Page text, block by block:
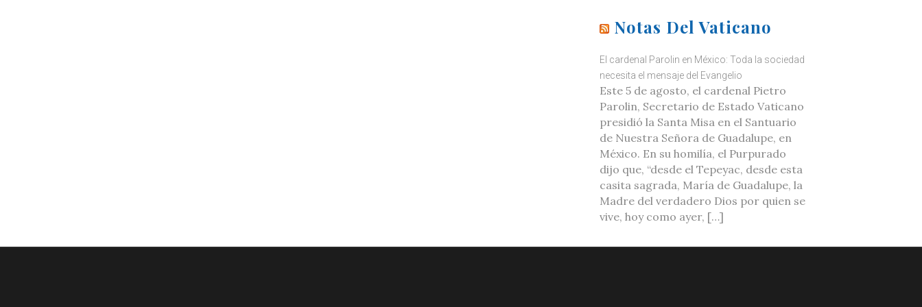
Notas Del Vaticano
El cardenal Parolin en México: Toda la sociedad
necesita el mensaje del Evangelio
Este 5 de agosto, el cardenal Pietro
Parolin, Secretario de Estado Vaticano
presidió la Santa Misa en el Santuario
de Nuestra Señora de Guadalupe, en
México. En su homilía, el Purpurado
dijo que, “desde el Tepeyac, desde esta
casita sagrada, María de Guadalupe, la
Madre del verdadero Dios por quien se
vive, hoy como ayer, […]